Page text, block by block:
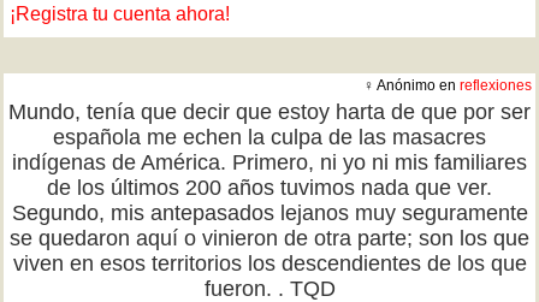
¡Registra tu cuenta ahora!
♀ Anónimo en reflexiones
Mundo, tenía que decir que estoy harta de que por ser
española me echen la culpa de las masacres
indígenas de América. Primero, ni yo ni mis familiares
de los últimos 200 años tuvimos nada que ver.
Segundo, mis antepasados lejanos muy seguramente
se quedaron aquí o vinieron de otra parte; son los que
viven en esos territorios los descendientes de los que
fueron. . TQD